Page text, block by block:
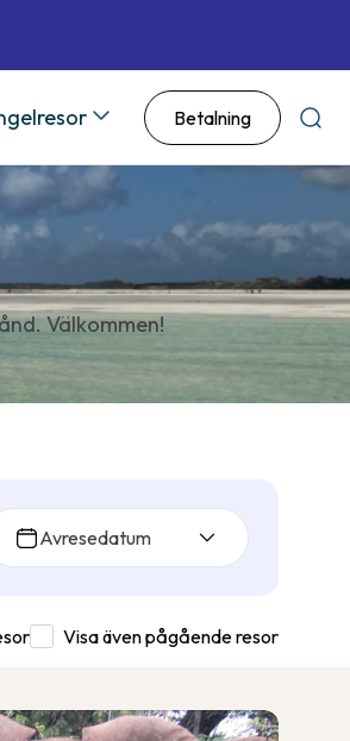
Betalning Sök
Välkommen!
Avresedatum
Visa även pågående resor